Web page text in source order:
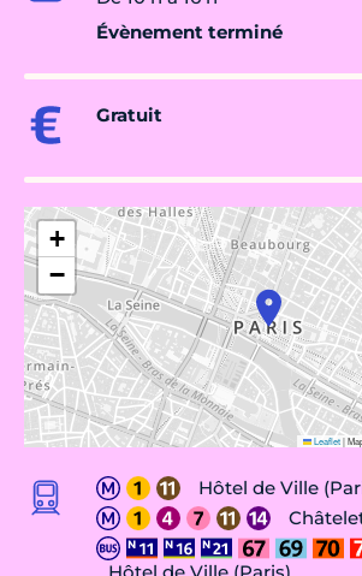
Évènement terminé
Gratuit
+
−
Leaflet|
Hôtel de Ville